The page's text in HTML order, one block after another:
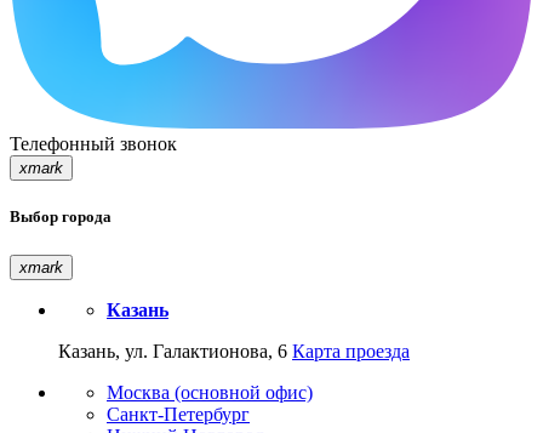
Телефонный звонок
xmark
Выбор города
xmark
Казань
Казань, ул. Галактионова, 6 Карта проезда
Москва (основной офис)
Санкт-Петербург